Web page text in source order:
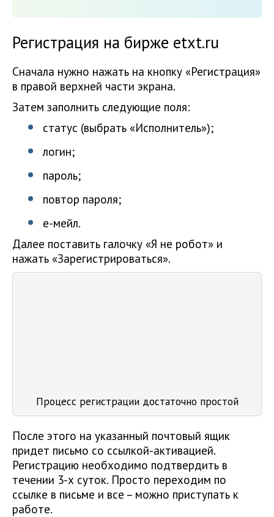
Регистрация на бирже etxt.ru
Сначала нужно нажать на кнопку «Регистрация»
в правой верхней части экрана.
Затем заполнить следующие поля:
статус (выбрать «Исполнитель»);
логин;
пароль;
повтор пароля;
е-мейл.
Далее поставить галочку «Я не робот» и
нажать «Зарегистрироваться».
Процесс регистрации достаточно простой
После этого на указанный почтовый ящик
придет письмо со ссылкой-активацией.
Регистрацию необходимо подтвердить в
течении 3-х суток. Просто переходим по
ссылке в письме и все – можно приступать к
работе.